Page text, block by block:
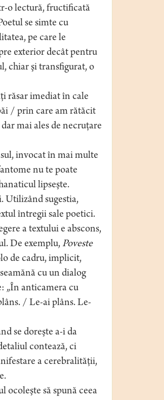
o lectură, fructificată
se simte cu
pe care le
exterior decât pentru
chiar şi transfigurat, o
răsar imediat în cale
/ prin care am rătăcit
mai ales de necruţare
invocat în mai multe
nu te poate
lipseşte.
Utilizând sugestia,
întregii sale poetici.
a textului e abscons,
De exemplu,Poveste
de cadru, implicit,
cu un dialog
„În anticamera cu
/ Le-ai plâns. Le-
se doreşte a-i da
contează, ci
a cerebralităţii,
să spună ceea